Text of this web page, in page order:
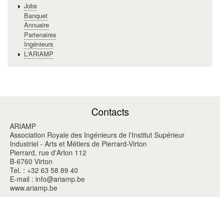
Jobs
Banquet
Annuaire
Partenaires
Ingénieurs
L'ARIAMP
Contacts
ARIAMP
Association Royale des Ingénieurs de l'Institut Supérieur
Industriel - Arts et Métiers de Pierrard-Virton
Pierrard, rue d'Arlon 112
B-6760 Virton
Tel. : +32 63 58 89 40
E-mail : info@ariamp.be
www.ariamp.be